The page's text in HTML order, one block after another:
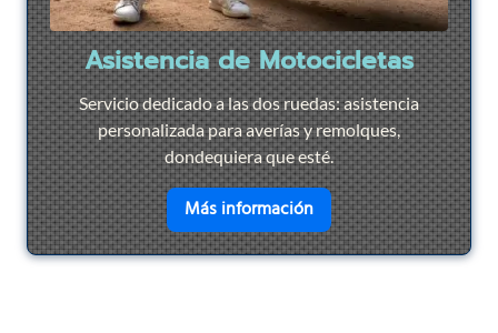
Asistencia de Motocicletas
Servicio dedicado a las dos ruedas: asistencia
personalizada para averías y remolques,
dondequiera que esté.
Más informaciónen savoir plus sur